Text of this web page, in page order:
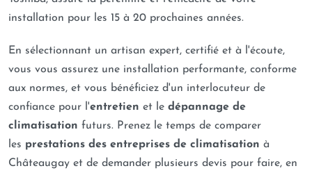
installation pour les 15 à 20 prochaines années.
En sélectionnant un artisan expert, certifié et à l'écoute,
vous vous assurez une installation performante, conforme
aux normes, et vous bénéficiez d'un interlocuteur de
confiance pour l'entretien et le dépannage de
climatisation futurs. Prenez le temps de comparer
les prestations des entreprises de climatisation à
Châteaugay et de demander plusieurs devis pour faire, en